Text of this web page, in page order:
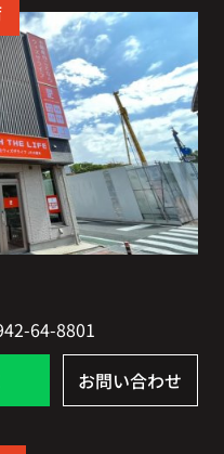
64-8801
お問い合わせ